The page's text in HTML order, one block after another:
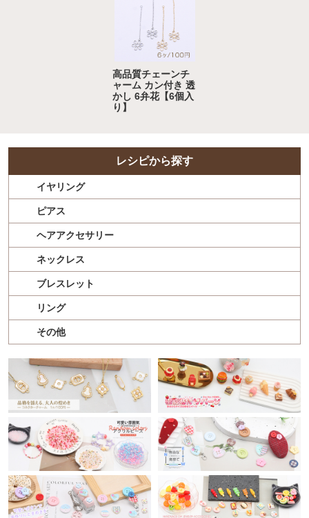
高品質チェーンチ
ャーム カン付き 透
かし 6弁花【6個入
り】
レシピから探す
イヤリング
ピアス
ヘアアクセサリー
ネックレス
ブレスレット
リング
その他